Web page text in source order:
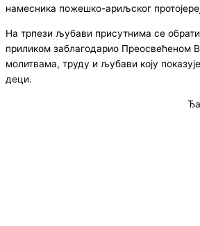
намесника пожешко-ариљског
На трпези љубави присутнима се
приликом заблагодарио Преосвећеном
молитвама, труду и љубави коју
деци.